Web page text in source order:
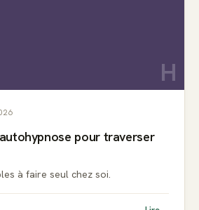
H
pour traverser
à faire seul chez soi.